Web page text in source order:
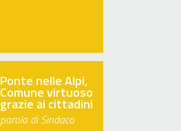
Ponte nelle Alpi,
Comune virtuoso
grazie ai cittadini
parola di Sindaco